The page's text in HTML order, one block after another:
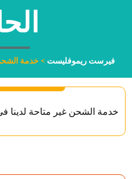
فيرست ريموفليست > خدمة
خدمة الشحن غير متاحة لدينا